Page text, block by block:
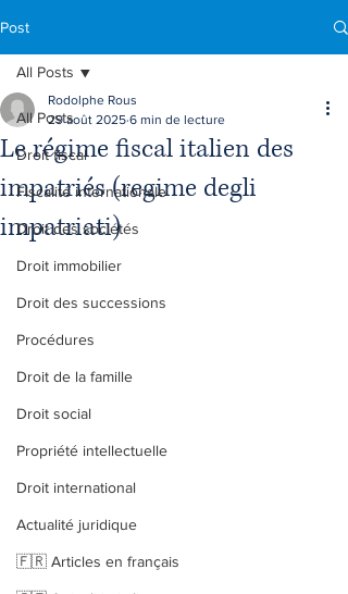
Post
All Posts
Droit fiscal
Fiscalité internationale
Droit des sociétés
Droit immobilier
Droit des successions
Procédures
Droit de la famille
Droit social
Propriété intellectuelle
Droit international
Actualité juridique
🇫🇷 Articles en français
All Posts
Le régime fiscal italien des
impatriés (regime degli
impatriati)
Rodolphe Rous
29 août 2025 6 min de lecture